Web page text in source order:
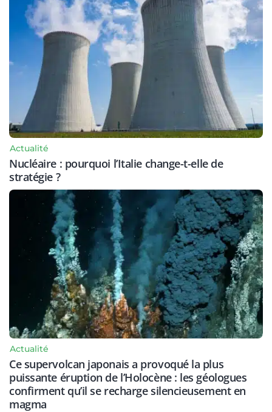
Actualité
Nucléaire : pourquoi l’Italie change-t-elle de
stratégie ?
Actualité
Ce supervolcan japonais a provoqué la plus
puissante éruption de l’Holocène : les géologues
confirment qu’il se recharge silencieusement en
magma